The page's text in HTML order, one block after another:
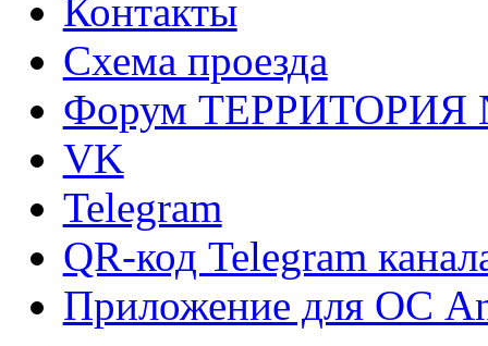
Контакты
Схема проезда
Форум ТЕРРИТОРИЯ
VK
Telegram
QR-код Telegram
Приложение для ОС